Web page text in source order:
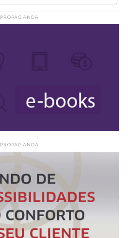
PROPAGANDA
PROPAGANDA